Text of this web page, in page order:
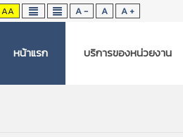
AA A - A A +
หน้าแรก บริการของหน่วยงาน